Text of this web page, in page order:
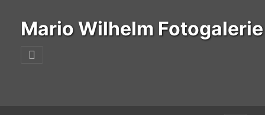
Mario Wilhelm Fotogalerie